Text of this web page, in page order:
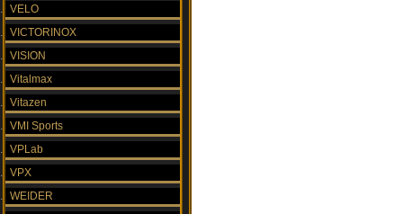
VELO
VICTORINOX
VISION
Vitalmax
Vitazen
VMI Sports
VPLab
VPX
WEIDER